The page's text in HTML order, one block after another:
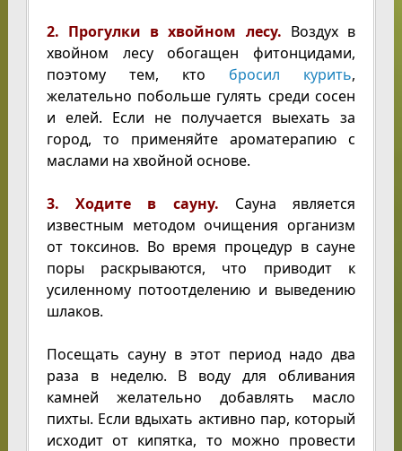
2. Прогулки в хвойном лесу. Воздух в
хвойном лесу обогащен фитонцидами,
поэтому тем, кто бросил курить,
желательно побольше гулять среди сосен
и елей. Если не получается выехать за
город, то применяйте ароматерапию с
маслами на хвойной основе.
3. Ходите в сауну.
Сауна является
известным методом очищения организм
от токсинов. Во время процедур в сауне
поры раскрываются, что приводит к
усиленному потоотделению и выведению
шлаков.
Посещать сауну в этот период надо два
раза в неделю. В воду для обливания
камней желательно добавлять масло
пихты. Если вдыхать активно пар, который
исходит от кипятка, то можно провести